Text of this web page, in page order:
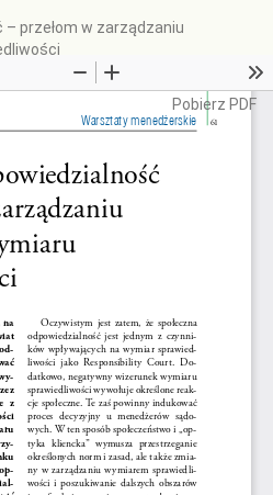
– przełom w zarządzaniu
Pobierz
Pobierz PDF